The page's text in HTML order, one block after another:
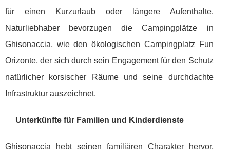
für einen Kurzurlaub oder längere Aufenthalte.
Naturliebhaber bevorzugen die Campingplätze in
Ghisonaccia, wie den ökologischen Campingplatz Fun
Orizonte, der sich durch sein Engagement für den Schutz
natürlicher korsischer Räume und seine durchdachte
Infrastruktur auszeichnet.
Unterkünfte für Familien und Kinderdienste
Ghisonaccia hebt seinen familiären Charakter hervor,